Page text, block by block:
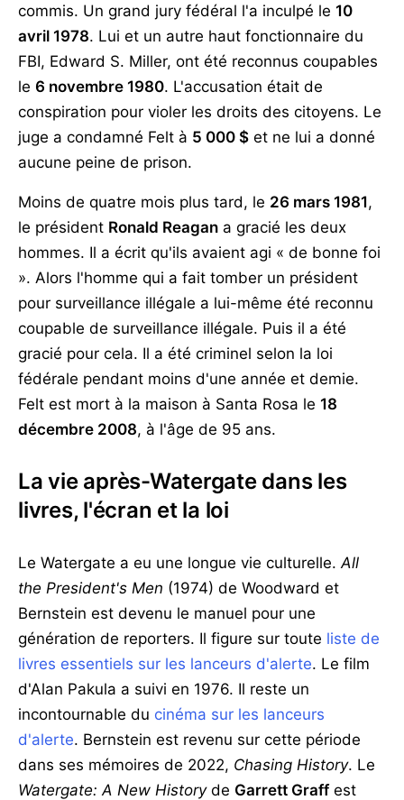
commis. Un grand jury fédéral l'a inculpé le 10
avril 1978. Lui et un autre haut fonctionnaire du
FBI, Edward S. Miller, ont été reconnus coupables
le 6 novembre 1980. L'accusation était de
conspiration pour violer les droits des citoyens. Le
juge a condamné Felt à 5 000 $ et ne lui a donné
aucune peine de prison.
Moins de quatre mois plus tard, le 26 mars 1981,
le président Ronald Reagan a gracié les deux
hommes. Il a écrit qu'ils avaient agi « de bonne foi
». Alors l'homme qui a fait tomber un président
pour surveillance illégale a lui-même été reconnu
coupable de surveillance illégale. Puis il a été
gracié pour cela. Il a été criminel selon la loi
fédérale pendant moins d'une année et demie.
Felt est mort à la maison à Santa Rosa le 18
décembre 2008, à l'âge de 95 ans.
La vie après-Watergate dans les
livres, l'écran et la loi
Le Watergate a eu une longue vie culturelle. All
the President's Men (1974) de Woodward et
Bernstein est devenu le manuel pour une
génération de reporters. Il figure sur toute liste de
livres essentiels sur les lanceurs d'alerte. Le film
d'Alan Pakula a suivi en 1976. Il reste un
incontournable du cinéma sur les lanceurs
d'alerte. Bernstein est revenu sur cette période
dans ses mémoires de 2022, Chasing History. Le
Watergate: A New Historyde Garrett Graffest